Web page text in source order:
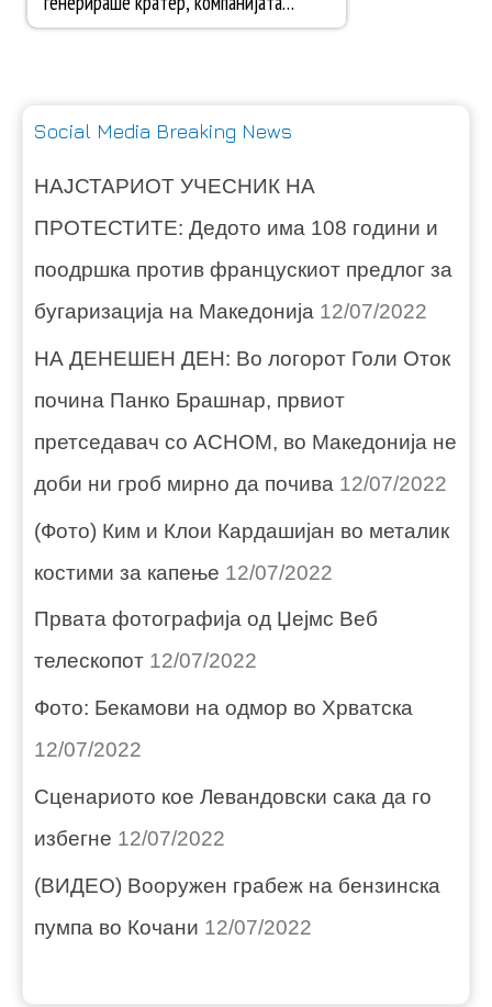
Social Media Breaking News
НАЈСТАРИОТ УЧЕСНИК НА
ПРОТЕСТИТЕ: Дедото има 108 години и
поодршка против францускиот предлог за
бугаризација на Македонија 12/07/2022
НА ДЕНЕШЕН ДЕН: Во логорот Голи Оток
почина Панко Брашнар, првиот
претседавач со АСНОМ, во Македонија не
доби ни гроб мирно да почива 12/07/2022
(Фото) Ким и Клои Кардашијан во металик
костими за капење 12/07/2022
Првата фотографија од Џејмс Веб
телескопот 12/07/2022
Фото: Бекамови на одмор во Хрватска
12/07/2022
Сценариото кое Левандовски сака да го
избегне 12/07/2022
(ВИДЕО) Вооружен грабеж на бензинска
пумпа во Кочани 12/07/2022